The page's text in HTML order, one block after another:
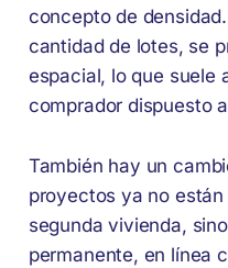
concepto de
cantidad de lotes, se
espacial, lo que suele
comprador dispuesto
También hay un
proyectos ya no
segunda vivienda,
permanente, en línea